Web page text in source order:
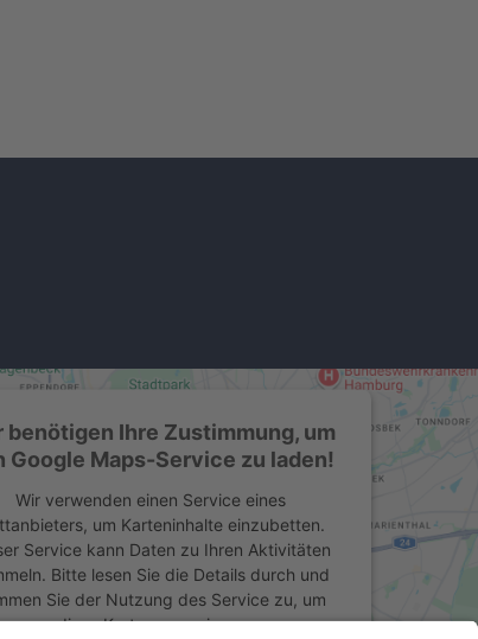
benötigen Ihre Zustimmung, um
Google Maps-Service zu laden!
Wir verwenden einen Service eines
um Karteninhalte einzubetten.
Service kann Daten zu Ihren Aktivitäten
Bitte lesen Sie die Details durch und
Sie der Nutzung des Service zu, um
diese Karte anzuzeigen.